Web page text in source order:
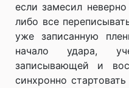
если замесил
либо все
уже записанную
начало удара,
записывающей и
синхронно